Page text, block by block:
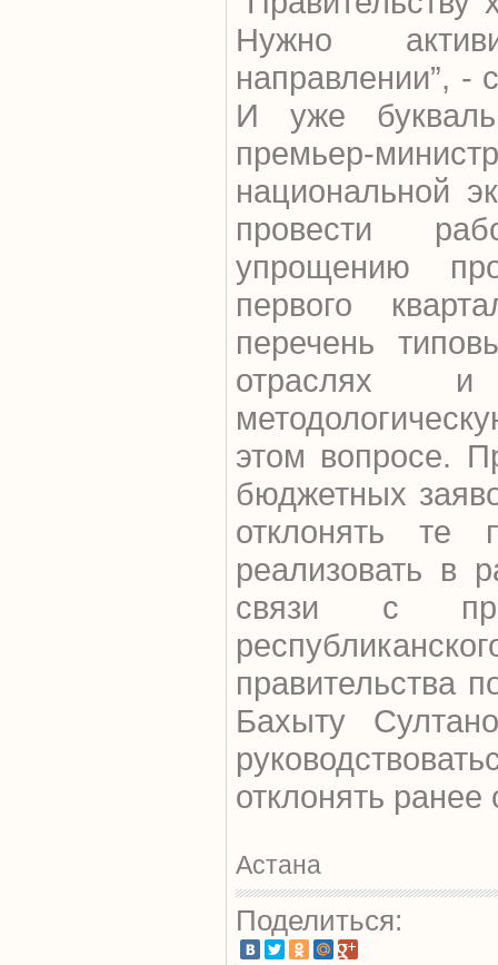
Нужно
направлении”, -
И уже
премьер-
национальной
провести
упрощению
первого
перечень
отраслях
этом вопросе.
бюджетных
отклонять те
реализовать в
связи с
правительства
Бахыту
отклонять
Астана
Поделиться: